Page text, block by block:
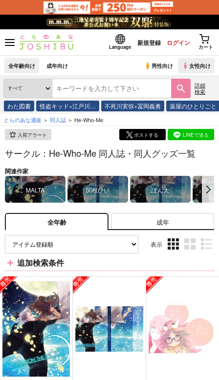
Language
新規登録 ログイン
カート
全年齢向け 成年向け 男性向け 女性向け
詳細
検索
わた図書 怪盗キッド×江戸川… 不死川実弥×冨岡義勇 薬屋のひとりごと
とらのあな通販 同人誌 He-Who-Me
入荷アラート ポストする LINEで送る
サークル：He-Who-Me 同人誌・同人グッズ一覧
関連作家
MALTA 関根ひい ぽん太
全年齢 成年
表示
ム
表
ム
表
ム
表
追加検索条件